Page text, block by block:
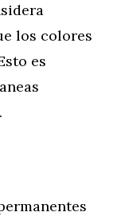
los colores
es